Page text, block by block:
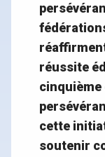
réussite
cinquième
cette
soutenir